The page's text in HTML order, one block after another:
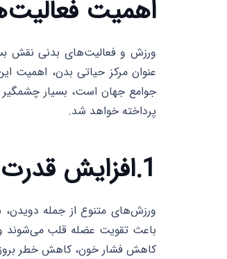
اهمیت
ورزش و فعالیت‌های بدنی نقش
عنوان مرکز حیاتی بدن، اهمیت
جوامع جهان است، بسیار
پرداخته خواهد شد.
1.افزایش قدرت قلبی
ورزش‌های متنوع از جمله
باعث تقویت عضله قلب می‌شوند
کاهش فشار خون، کاهش خطر بروز